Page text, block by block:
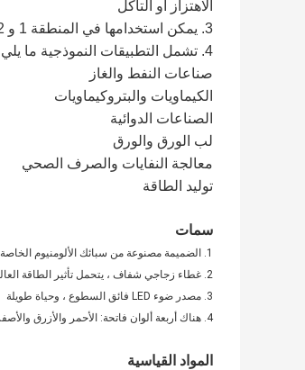
الاهتزاز أو التآكل
3. يمكن استخدامها في المنطقة 1 و 2 و 21 و 22
4. تشمل التطبيقات النموذجية ما يلي:
صناعات النفط والغاز
الكيماويات والبتروكيماويات
الصناعات الدوائية
لب الورق والورق
معالجة النفايات والصرف الصحي
توليد الطاقة
سمات
1. الضميمة مصنوعة من سبائك الألومنيوم الخاصة ، السطح المطلي بالمسحوق بعد معالجة خاصة ضد التآكل
2. غطاء زجاجي شفاف ، يتحمل تأثير الطاقة العالي ، مع نفاذية عالية للضوء
3. مصدر ضوء LED فائق السطوع ، وحياة طويلة
4. هناك أربعة ألوان فاتحة: الأحمر والأزرق والأصفر والأخضر
المواد القياسية